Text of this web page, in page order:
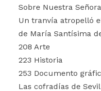
Sobre Nuestra
Un tranvía atropelló
de María Santísima
208 Arte
223 Historia
253 Documento
Las cofradías de